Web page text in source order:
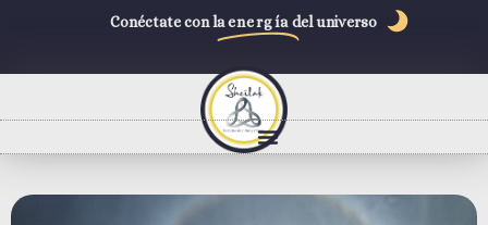
Conéctate con la energía del universo